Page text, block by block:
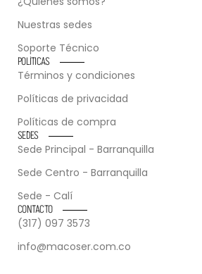
Nuestras sedes
Soporte Técnico
POLÍTICAS
Términos y condiciones
Políticas de privacidad
Políticas de compra
SEDES
Sede Principal - Barranquilla
Sede Centro - Barranquilla
Sede - Calí
CONTACTO
(317) 097 3573
info@macoser.com.co